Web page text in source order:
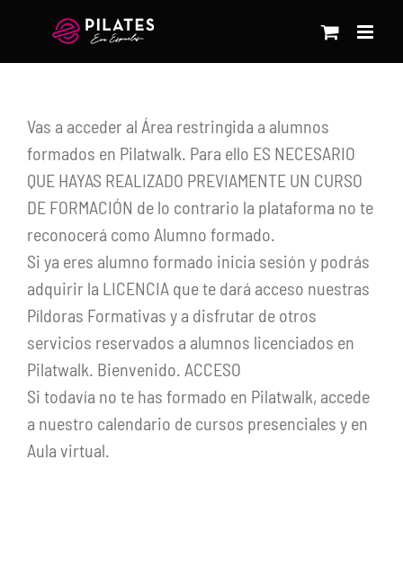
contenido
Vas a acceder al Área restringida a alumnos
formados en Pilatwalk. Para ello ES NECESARIO
QUE HAYAS REALIZADO PREVIAMENTE UN CURSO
DE FORMACIÓN de lo contrario la plataforma no te
reconocerá como Alumno formado.
Si ya eres alumno formado inicia sesión y podrás
adquirir la LICENCIA que te dará acceso nuestras
Píldoras Formativas y a disfrutar de otros
servicios reservados a alumnos licenciados en
Pilatwalk. Bienvenido. ACCESO
Si todavía no te has formado en Pilatwalk, accede
a nuestro calendario de cursos presenciales y en
Aula virtual.